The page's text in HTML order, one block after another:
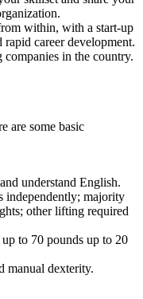
within, with a start-up
career development.
in the country.
are some basic
understand English.
independently; majority
other lifting required
to 70 pounds up to 20
manual dexterity.